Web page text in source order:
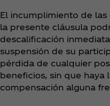
El incumplimiento de
la presente cláusula
descalificación
suspensión de su
pérdida de cualquier
beneficios, sin que haya
compensación alguna